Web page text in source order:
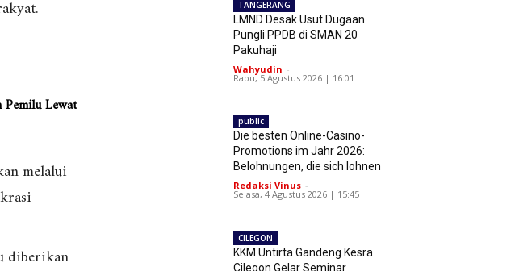
Pemilu Lewat
melalui
diberikan
TANGERANG
LMND Desak Usut Dugaan
Pungli PPDB di SMAN 20
Pakuhaji
Wahyudin -
Rabu, 5 Agustus 2026 | 16:01
public
Die besten Online-Casino-
Promotions im Jahr 2026:
Belohnungen, die sich lohnen
Redaksi Vinus -
Selasa, 4 Agustus 2026 | 15:45
CILEGON
KKM Untirta Gandeng Kesra
Cilegon Gelar Seminar